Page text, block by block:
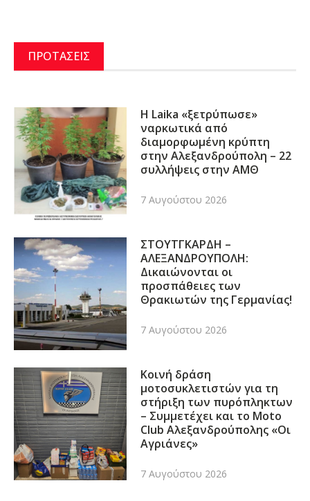
ΠΡΟΤΑΣΕΙΣ
Η Laika «ξετρύπωσε»
ναρκωτικά από
διαμορφωμένη κρύπτη
στην Αλεξανδρούπολη – 22
συλλήψεις στην ΑΜΘ
7 Αυγούστου 2026
ΣΤΟΥΤΓΚΑΡΔΗ –
ΑΛΕΞΑΝΔΡΟΥΠΟΛΗ:
Δικαιώνονται οι
προσπάθειες των
Θρακιωτών της Γερμανίας!
7 Αυγούστου 2026
Κοινή δράση
μοτοσυκλετιστών για τη
στήριξη των πυρόπληκτων
– Συμμετέχει και το Moto
Club Αλεξανδρούπολης «Οι
Αγριάνες»
7 Αυγούστου 2026